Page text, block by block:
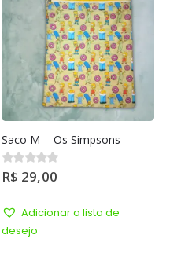
Saco M – Os Simpsons
0out of 5
R$ 29,00
Adicionar a lista de
desejo